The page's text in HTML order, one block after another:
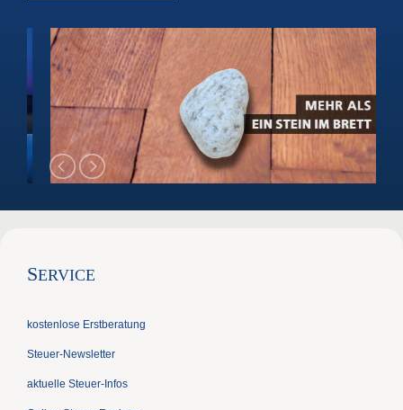
SERVICE
kostenlose Erstberatung
Steuer-Newsletter
aktuelle Steuer-Infos